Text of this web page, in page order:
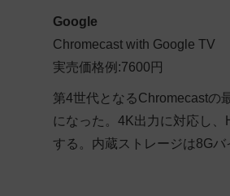
Google
Chromecast with Google TV
実売価格例:7600円
第4世代となるChromecastの
になった。4K出力に対応し
する。内蔵ストレージは8Gバ